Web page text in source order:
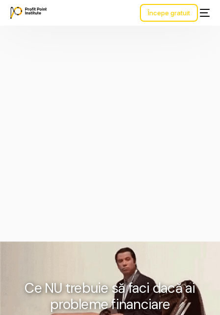
Începe gratuit
Ce NU trebuie să faci dacă ai
probleme financiare